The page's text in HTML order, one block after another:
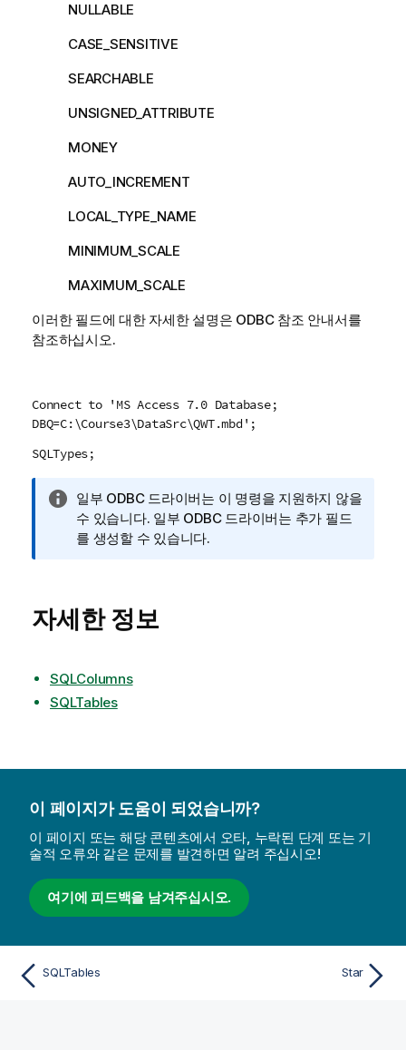
NULLABLE
CASE_SENSITIVE
SEARCHABLE
UNSIGNED_ATTRIBUTE
MONEY
AUTO_INCREMENT
LOCAL_TYPE_NAME
MINIMUM_SCALE
MAXIMUM_SCALE
이러한 필드에 대한 자세한 설명은 ODBC참조 안내서를
참조하십시오.
Connect to 'MS Access 7.0 Database;
DBQ=C:\Course3\DataSrc\QWT.mbd';
SQLTypes;
정
보
메
일부 ODBC드라이버는 이 명령을 지원하지 않을
수 있습니다. 일부 ODBC드라이버는 추가 필드
를 생성할 수 있습니다.
자세한 정보
SQLColumns
SQLTables
이 페이지가 도움이 되었습니까?
이 페이지 또는 해당 콘텐츠에서 오타, 누락된 단계 또는 기
술적 오류와 같은 문제를 발견하면 알려 주십시오!
여기에 피드백을 남겨주십시오.
SQLTables Star